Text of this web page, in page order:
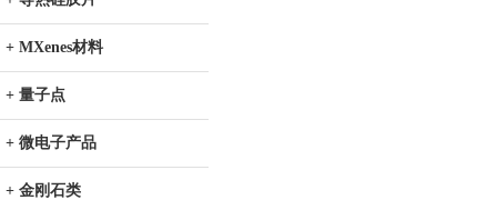
+ MXenes材料
+ 量子点
+ 微电子产品
+ 金刚石类